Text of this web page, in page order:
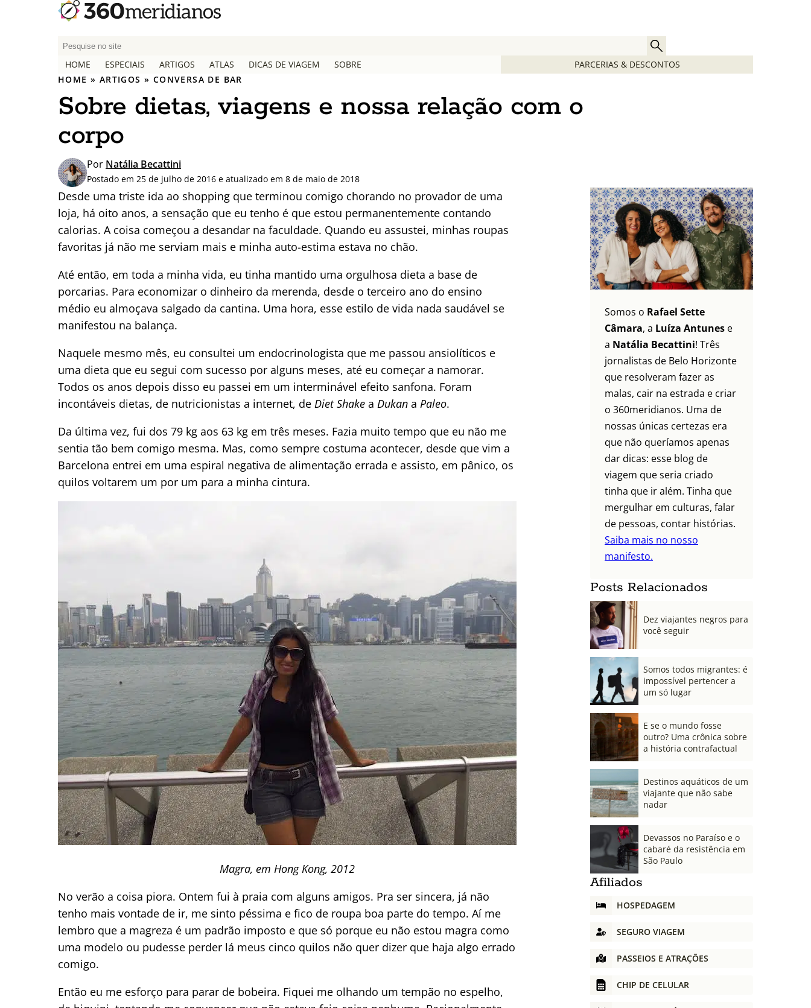
P
q
u
i
s
a
p
o
r
:
HOME ESPECIAIS ARTIGOS ATLAS DICAS DE VIAGEM SOBRE
PARCERIAS & DESCONTOS
HOME » ARTIGOS » CONVERSA DE BAR
Sobre dietas, viagens e nossa relação com o
corpo
Por Natália Becattini
Postado em 25 de julho de 2016 e atualizado em 8 de maio de 2018
Desde uma triste ida ao shopping que terminou comigo chorando no provador de uma
loja, há oito anos, a sensação que eu tenho é que estou permanentemente contando
calorias. A coisa começou a desandar na faculdade. Quando eu assustei, minhas roupas
favoritas já não me serviam mais e minha auto-estima estava no chão.
Até então, em toda a minha vida, eu tinha mantido uma orgulhosa dieta a base de
porcarias. Para economizar o dinheiro da merenda, desde o terceiro ano do ensino
médio eu almoçava salgado da cantina. Uma hora, esse estilo de vida nada saudável se
manifestou na balança.
Naquele mesmo mês, eu consultei um endocrinologista que me passou ansiolíticos e
uma dieta que eu segui com sucesso por alguns meses, até eu começar a namorar.
Todos os anos depois disso eu passei em um interminável efeito sanfona. Foram
incontáveis dietas, de nutricionistas a internet, de Diet Shake a Dukan a Paleo.
Da última vez, fui dos 79 kg aos 63 kg em três meses. Fazia muito tempo que eu não me
sentia tão bem comigo mesma. Mas, como sempre costuma acontecer, desde que vim a
Barcelona entrei em uma espiral negativa de alimentação errada e assisto, em pânico, os
quilos voltarem um por um para a minha cintura.
Magra, em Hong Kong, 2012
No verão a coisa piora. Ontem fui à praia com alguns amigos. Pra ser sincera, já não
tenho mais vontade de ir, me sinto péssima e fico de roupa boa parte do tempo. Aí me
lembro que a magreza é um padrão imposto e que só porque eu não estou magra como
uma modelo ou pudesse perder lá meus cinco quilos não quer dizer que haja algo errado
comigo.
Então eu me esforço para parar de bobeira. Fiquei me olhando um tempão no espelho,
Somos o Rafael Sette
Câmara, a Luíza Antunes e
a Natália Becattini! Três
jornalistas de Belo Horizonte
que resolveram fazer as
malas, cair na estrada e criar
o 360meridianos. Uma de
nossas únicas certezas era
que não queríamos apenas
dar dicas: esse blog de
viagem que seria criado
tinha que ir além. Tinha que
mergulhar em culturas, falar
de pessoas, contar histórias.
Saiba mais no nosso
manifesto.
Posts Relacionados
Dez viajantes negros para
você seguir
Somos todos migrantes: é
impossível pertencer a
um só lugar
E se o mundo fosse
outro? Uma crônica sobre
a história contrafactual
Destinos aquáticos de um
viajante que não sabe
nadar
Devassos no Paraíso e o
cabaré da resistência em
São Paulo
Afiliados
HOSPEDAGEM
SEGURO VIAGEM
PASSEIOS E ATRAÇÕES
CHIP DE CELULAR